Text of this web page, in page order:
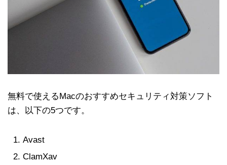
無料で使えるMacのおすすめセキュリティ対策ソフト
は、以下の5つです。
Avast
ClamXav